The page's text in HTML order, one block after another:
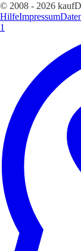
© 2008 - 2026
HilfeImpressum
1